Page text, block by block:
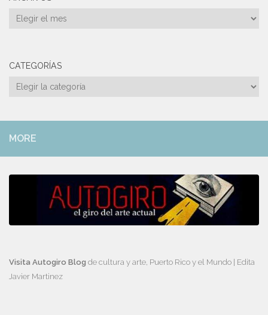
Archivos
CATEGORÍAS
Categorías
MORE
Visita Autogiro Blog de cultura y arte, Puerto Rico y el Mundo | Edita
Javier Martinez